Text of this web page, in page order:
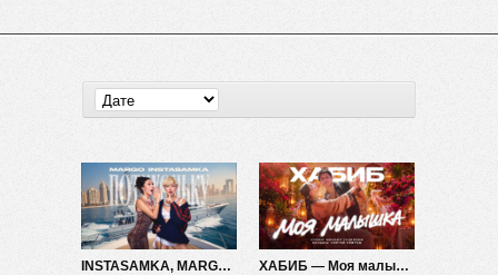
INSTASAMKA, MARGO — Потихоньку
ХАБИБ — Моя малышка